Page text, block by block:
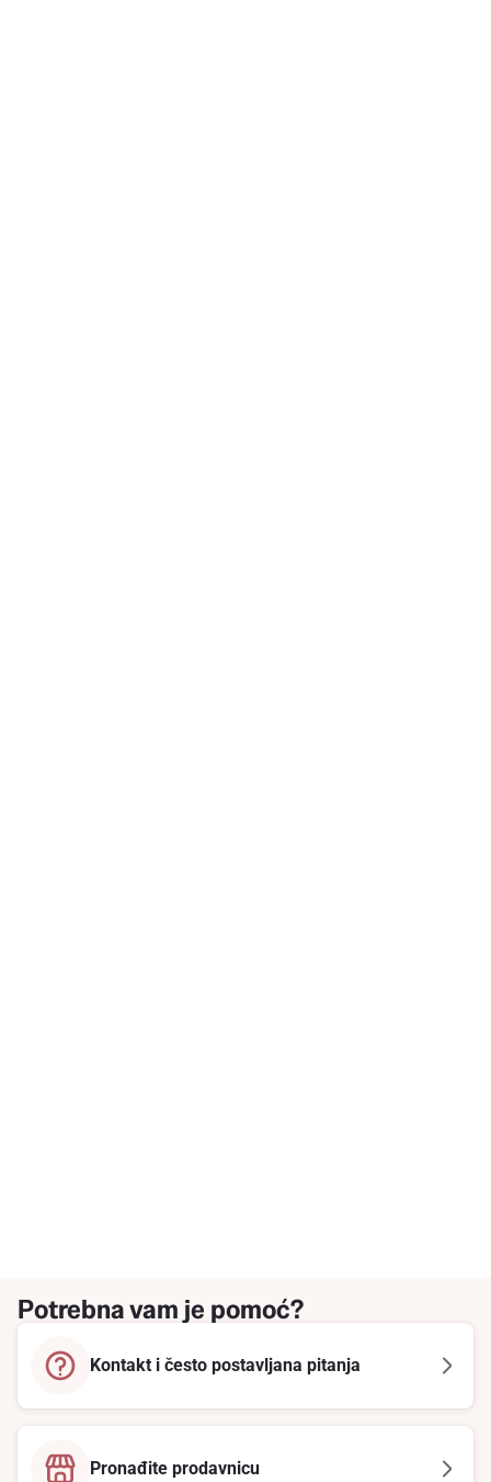
Potrebna vam je pomoć?
Kontakt i često postavljana pitanja
Pronađite prodavnicu